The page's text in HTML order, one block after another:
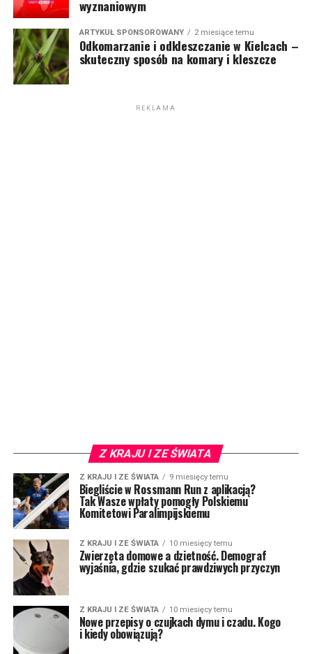
wyznaniowym
ARTYKUŁ SPONSOROWANY 2 miesiące temu
Odkomarzanie i odkleszczanie w Kielcach –
skuteczny sposób na komary i kleszcze
REKLAMA
Z KRAJU I ZE ŚWIATA
Z KRAJU I ZE ŚWIATA 9 miesięcy temu
Biegliście w Rossmann Run z aplikacją?
Tak Wasze wpłaty pomogły Polskiemu
Komitetowi Paralimpijskiemu
Z KRAJU I ZE ŚWIATA 10 miesięcy temu
Zwierzęta domowe a dzietność. Demograf
wyjaśnia, gdzie szukać prawdziwych przyczyn
Z KRAJU I ZE ŚWIATA 10 miesięcy temu
Nowe przepisy o czujkach dymu i czadu. Kogo
i kiedy obowiązują?